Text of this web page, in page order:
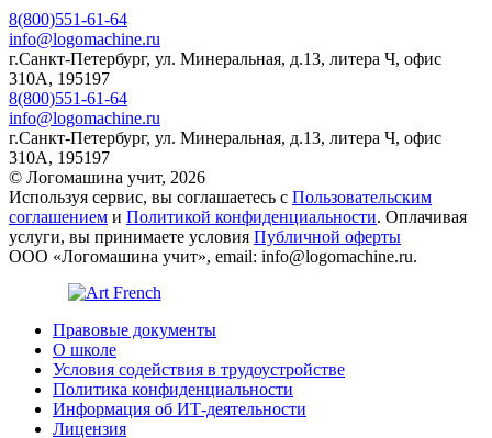
8(800)551-61-64
info@logomachine.ru
г.Санкт-Петербург, ул. Минеральная, д.13, литера Ч, офис
310А, 195197
8(800)551-61-64
info@logomachine.ru
г.Санкт-Петербург, ул. Минеральная, д.13, литера Ч, офис
310А, 195197
© Логомашина учит, 2026
Используя сервис, вы соглашаетесь с Пользовательским
соглашением и Политикой конфиденциальности. Оплачивая
услуги, вы принимаете условия Публичной оферты
ООО «Логомашина учит», email: info@logomachine.ru.
Правовые документы
О школе
Условия содействия в трудоустройстве
Политика конфиденциальности
Информация об ИТ-деятельности
Лицензия